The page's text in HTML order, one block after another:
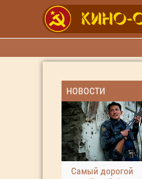
НОВОСТИ
Самый дорогой